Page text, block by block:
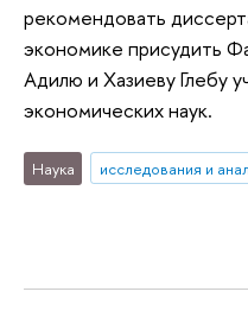
рекомендовать
экономике присудить
Адилю и Хазиеву Глебу
экономических наук.
Наука исследования и